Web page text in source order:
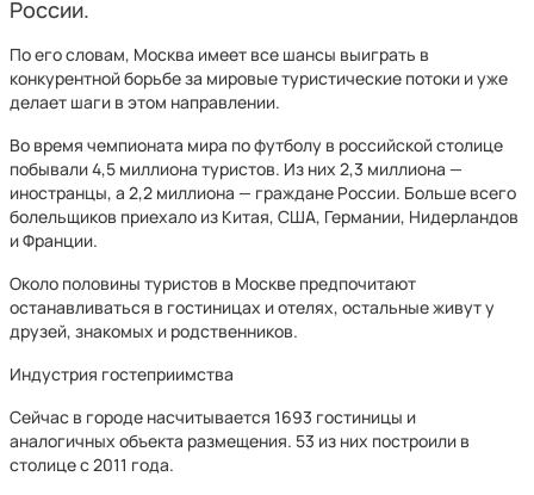
России.
По его словам, Москва имеет все шансы выиграть в
конкурентной борьбе за мировые туристические потоки и уже
делает шаги в этом направлении.
Во время чемпионата мира по футболу в российской столице
побывали 4,5 миллиона туристов. Из них 2,3 миллиона —
иностранцы, а 2,2 миллиона — граждане России. Больше всего
болельщиков приехало из Китая, США, Германии, Нидерландов
и Франции.
Около половины туристов в Москве предпочитают
останавливаться в гостиницах и отелях, остальные живут у
друзей, знакомых и родственников.
Индустрия гостеприимства
Сейчас в городе насчитывается 1693 гостиницы и
аналогичных объекта размещения. 53 из них построили в
столице с 2011 года.